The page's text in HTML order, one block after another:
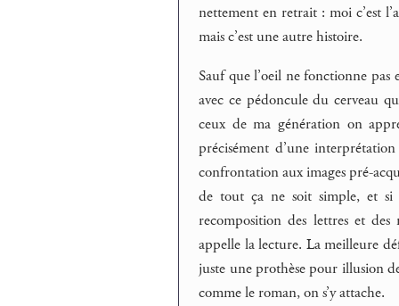
nettement en retrait : moi c’est
mais c’est une autre histoire.
Sauf que l’oeil ne fonctionne
avec ce pédoncule du cerveau
ceux de ma génération on
précisément d’une
confrontation aux images pré-
de tout ça ne soit simple, et si
recomposition des lettres et
appelle la lecture. La meilleure
juste une prothèse pour illusion
comme le roman, on s’y attache.